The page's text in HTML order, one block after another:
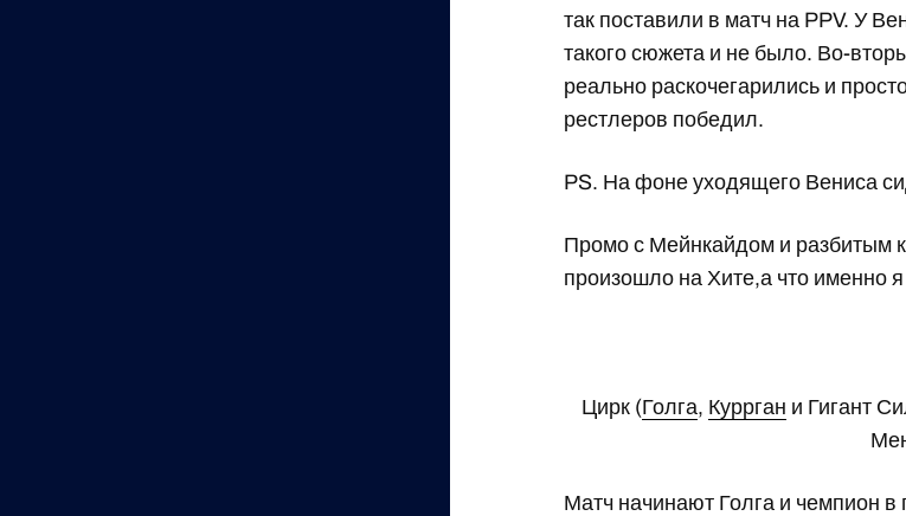
так поставили в матч на PPV. У
такого сюжета и не было. Во-
реально раскочегарились и
рестлеров победил.
PS. На фоне уходящего Вениса
Промо с Мейнкайдом и разбитым
произошло на Хите,а что именно
Цирк (Голга, Куррган и Гигант
Матч начинают Голга и чемпион